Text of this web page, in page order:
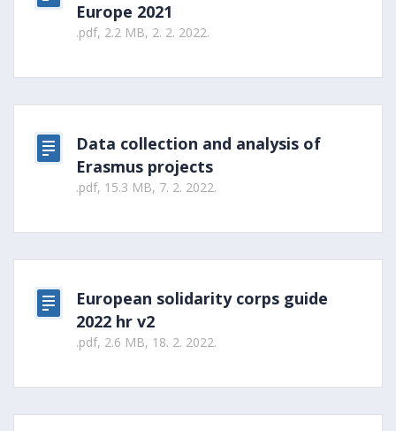
Europe 2021
.pdf, 2.2 MB, 2. 2. 2022.
Data collection and analysis of
Erasmus projects
.pdf, 15.3 MB, 7. 2. 2022.
European solidarity corps guide
2022 hr v2
.pdf, 2.6 MB, 18. 2. 2022.